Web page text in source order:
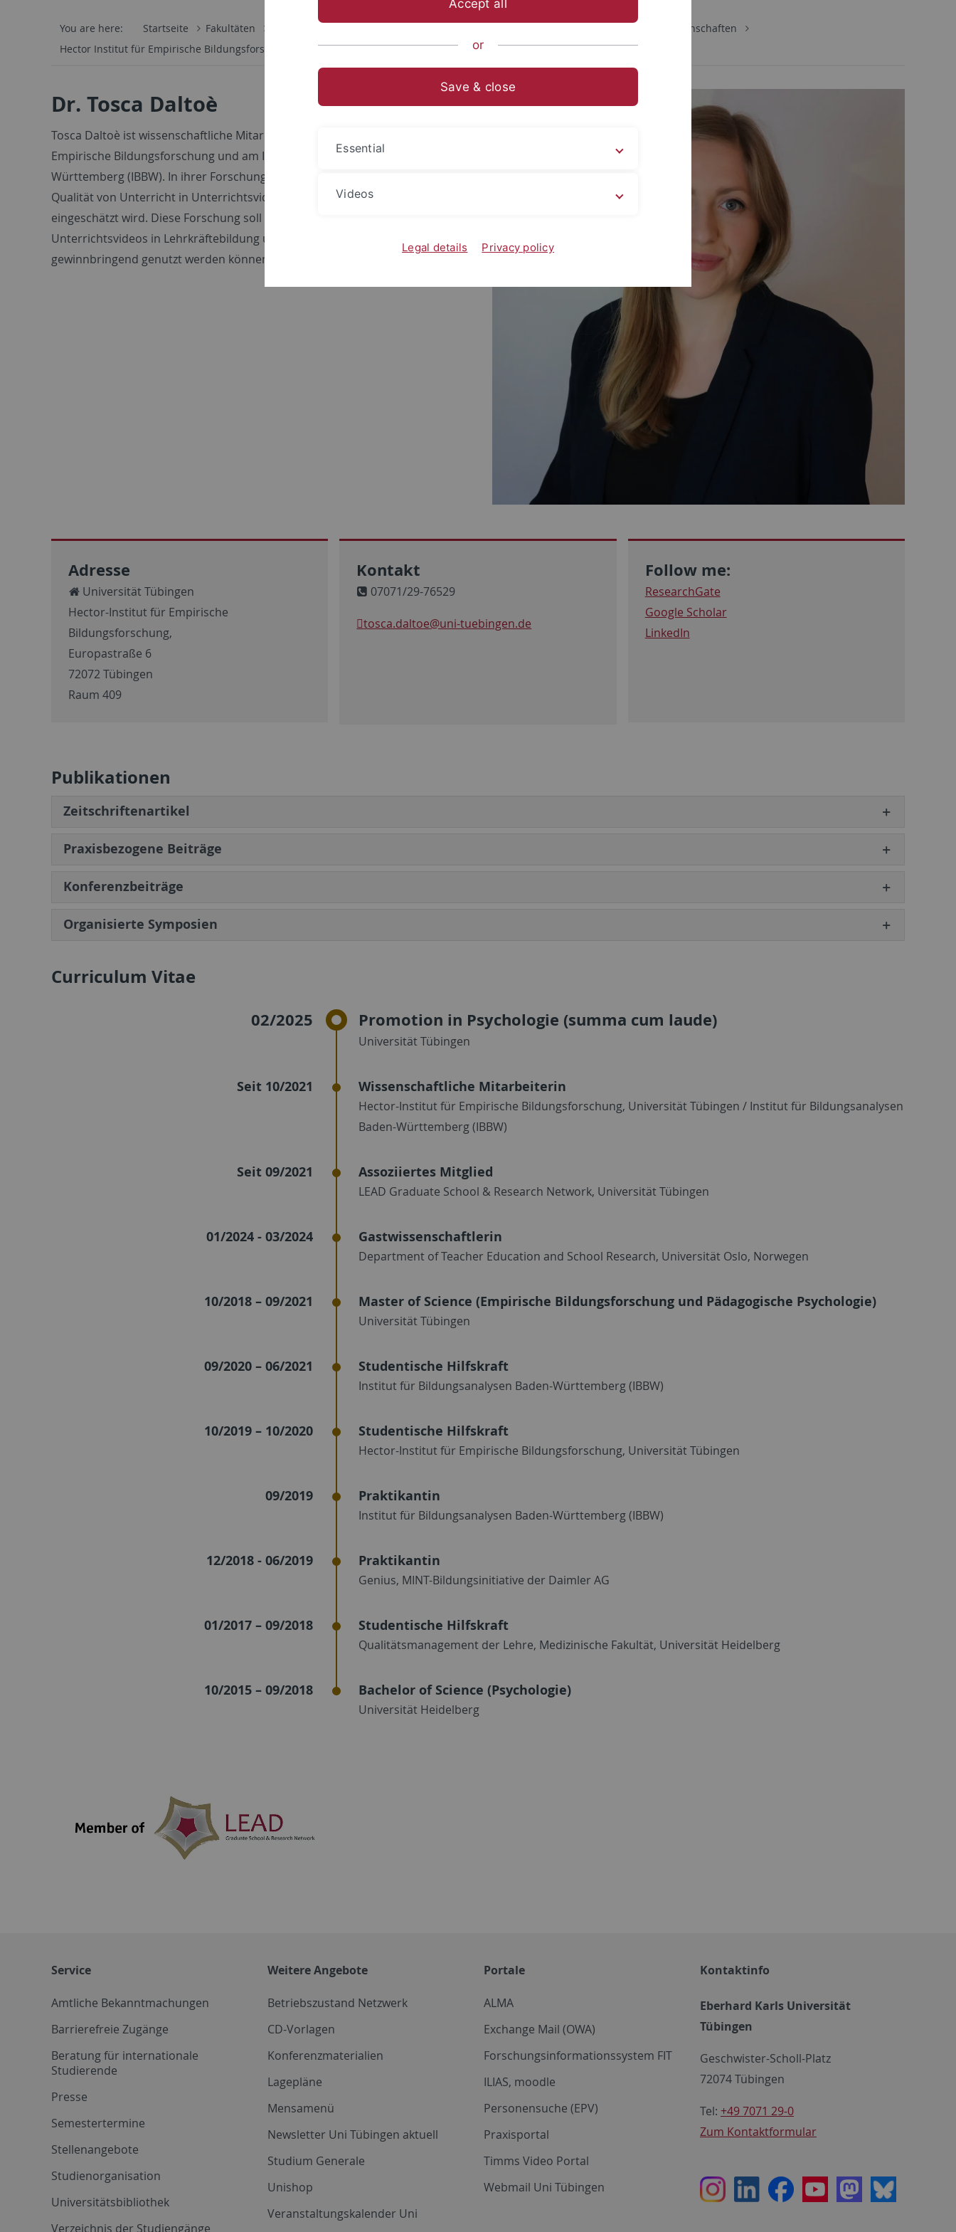
You are here: Startseite Fakultäten
Fachbereich Sozialwissenschaften
Hector Institut für Empirische Bildungsforschung
Institut Personen
Dr. Tosca Daltoè
Tosca Daltoè ist wissenschaftliche Mitarbeiterin am Hector-Institut für
Empirische Bildungsforschung und am Institut für Bildungsanalysen Baden-
Württemberg (IBBW). In ihrer Forschung beschäftigt sie sich damit, wie die
Qualität von Unterricht in Unterrichtsvideos wahrgenommen und
eingeschätzt wird. Diese Forschung soll Erkenntnisse dazu liefern, wie
Unterrichtsvideos in Lehrkräftebildung und Unterrichtsqualitätsforschung
gewinnbringend genutzt werden können.
Adresse
Universität Tübingen
Hector-Institut für Empirische
Bildungsforschung,
Europastraße 6
72072 Tübingen
Raum 409
Kontakt
07071/29-76529
tosca.daltoe@uni-tuebingen.de
Follow me:
ResearchGate
Google Scholar
LinkedIn
Publikationen
Zeitschriftenartikel
Praxisbezogene Beiträge
​​​​​​Konferenzbeiträge
Organisierte Symposien
Curriculum Vitae
02/2025 Promotion in Psychologie (summa cum laude)
Universität Tübingen
Seit 10/2021 Wissenschaftliche Mitarbeiterin
Hector-Institut für Empirische Bildungsforschung, Universität Tübingen / Institut für Bildungsanalysen
Baden-Württemberg (IBBW)
Seit 09/2021 Assoziiertes Mitglied
LEAD Graduate School & Research Network, Universität Tübingen
01/2024 - 03/2024 Gastwissenschaftlerin
Department of Teacher Education and School Research, Universität Oslo, Norwegen
10/2018 – 09/2021 Master of Science (Empirische Bildungsforschung und Pädagogische Psychologie)
Universität Tübingen
09/2020 – 06/2021 Studentische Hilfskraft
Institut für Bildungsanalysen Baden-Württemberg (IBBW)
10/2019 – 10/2020 Studentische Hilfskraft
Hector-Institut für Empirische Bildungsforschung, Universität Tübingen
09/2019 Praktikantin
Institut für Bildungsanalysen Baden-Württemberg (IBBW)
12/2018 - 06/2019 Praktikantin
Genius, MINT-Bildungsinitiative der Daimler AG
01/2017 – 09/2018 Studentische Hilfskraft
Qualitätsmanagement der Lehre, Medizinische Fakultät, Universität Heidelberg
10/2015 – 09/2018 Bachelor of Science (Psychologie)
Universität Heidelberg
Service
Amtliche Bekanntmachungen
Barrierefreie Zugänge
Beratung für internationale
Studierende
Presse
Semestertermine
Stellenangebote
Studienorganisation
Universitätsbibliothek
Verzeichnis der Studiengänge
Weitere Angebote
Betriebszustand Netzwerk
CD-Vorlagen
Konferenzmaterialien
Lagepläne
Mensamenü
Newsletter Uni Tübingen aktuell
Studium Generale
Unishop
Veranstaltungskalender Uni
Portale
ALMA
Exchange Mail (OWA)
Forschungsinformationssystem FIT
ILIAS, moodle
Personensuche (EPV)
Praxisportal
Timms Video Portal
Webmail Uni Tübingen
Kontaktinfo
Eberhard Karls Universität
Tübingen
Geschwister-Scholl-Platz
72074 Tübingen
Tel: +49 7071 29-0
Zum Kontaktformular
InstagramLinkedInFacebookYoutubeMastodon
Bluesky
Accept all
or
Save & close
Essential
Videos
Legal details Privacy policy